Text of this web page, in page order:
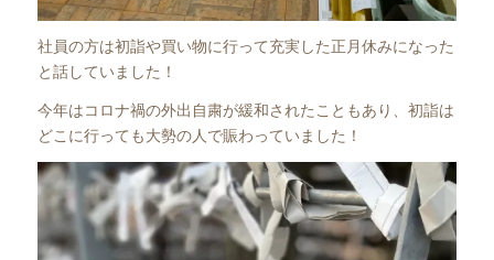
社員の方は初詣や買い物に行って充実した正月休みになった
と話していました！
今年はコロナ禍の外出自粛が緩和されたこともあり、初詣は
どこに行っても大勢の人で賑わっていました！